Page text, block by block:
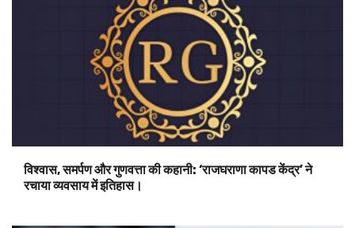
विश्वास, समर्पण और गुणवत्ता की कहानी: ‘राजघराणा कापड केंद्र’ ने
रचाया व्यवसाय में इतिहास।